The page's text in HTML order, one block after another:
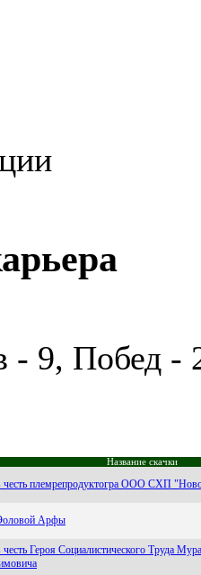
- 9, Побед
Название скачки
честь племрепродуктогра ООО СХП
Арфы
Героя Социалистического Труда